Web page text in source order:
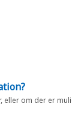
eller om der er